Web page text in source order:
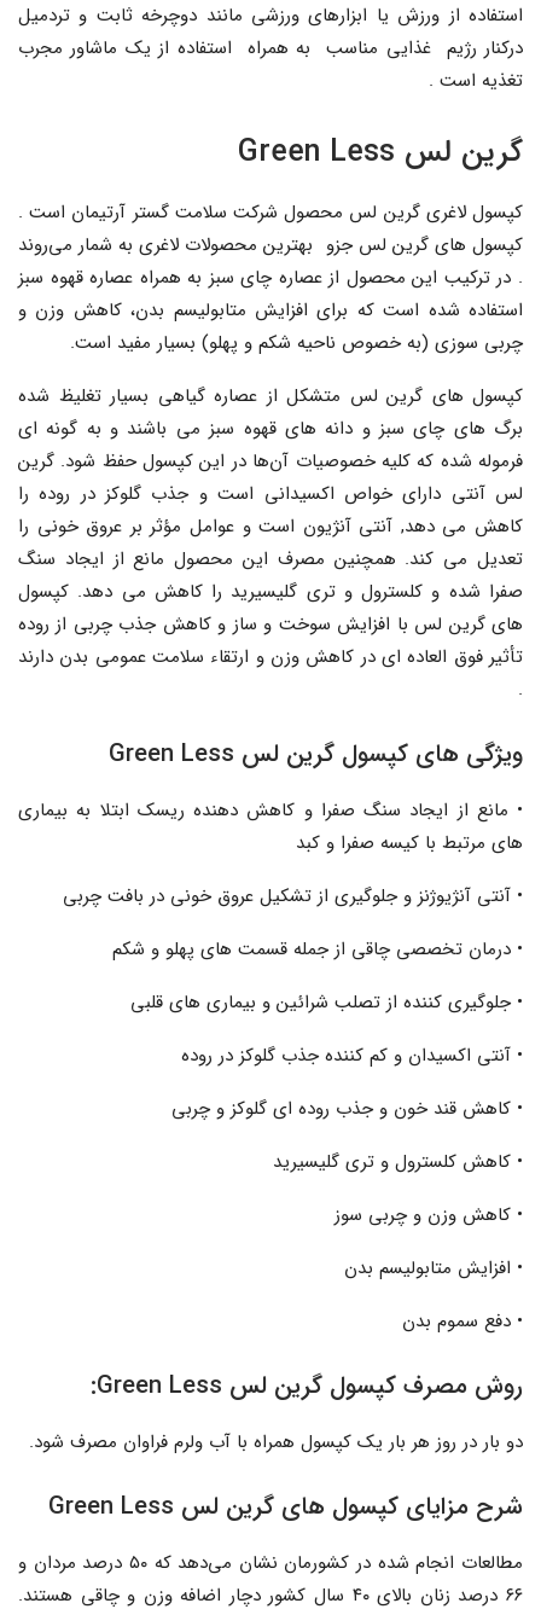
استفاده از ورزش یا ابزارهای ورزشی مانند دوچرخه ثابت و تردمیل
درکنار رژیم غذایی مناسب به همراه استفاده از یک ماشاور مجرب
تغذیه است .
گرین لس Green Less
کپسول لاغری گرین لس محصول شرکت سلامت گستر آرتیمان است .
کپسول های گرین لس جزو بهترین محصولات لاغری به شمار می‌روند
. در ترکیب این محصول از عصاره چای سبز به همراه عصاره قهوه سبز
استفاده شده است که برای افزایش متابولیسم بدن، کاهش وزن و
چربی سوزی (به خصوص ناحیه شکم و پهلو) بسیار مفید است.
کپسول های گرین لس متشکل از عصاره گیاهی بسیار تغلیظ شده
برگ های چای سبز و دانه های قهوه سبز می باشند و به گونه ای
فرموله شده که کلیه خصوصیات آن‌ها در این کپسول حفظ شود. گرین
لس آنتی دارای خواص اکسیدانی است و جذب گلوکز در روده را
کاهش می دهد, آنتی آنژیون است و عوامل مؤثر بر عروق خونی را
تعدیل می کند. همچنین مصرف این محصول مانع از ایجاد سنگ
صفرا شده و کلسترول و تری گلیسیرید را کاهش می دهد. کپسول
های گرین لس با افزایش سوخت و ساز و کاهش جذب چربی از روده
تأثیر فوق العاده ای در کاهش وزن و ارتقاء سلامت عمومی بدن دارند
.
ویژگی های کپسول گرین لس Green Less
• مانع از ایجاد سنگ صفرا و کاهش دهنده ریسک ابتلا به بیماری
های مرتبط با کیسه صفرا و کبد
• آنتی آنژیوژنز و جلوگیری از تشکیل عروق خونی در بافت چربی
• درمان تخصصی چاقی از جمله قسمت های پهلو و شکم
• جلوگیری کننده از تصلب شرائین و بیماری های قلبی
• آنتی اکسیدان و کم کننده جذب گلوکز در روده
• کاهش قند خون و جذب روده ای گلوکز و چربی
• کاهش کلسترول و تری گلیسیرید
• کاهش وزن و چربی سوز
• افزایش متابولیسم بدن
• دفع سموم بدن
روش مصرف کپسول گرین لس Green Less:
دو بار در روز هر بار یک کپسول همراه با آب ولرم فراوان مصرف شود.
شرح مزایای کپسول های گرین لس Green Less
مطالعات انجام شده در کشورمان نشان می‌دهد که ۵۰ درصد مردان و
۶۶ درصد زنان بالای ۴۰ سال کشور دچار اضافه ‌وزن و چاقی هستند.